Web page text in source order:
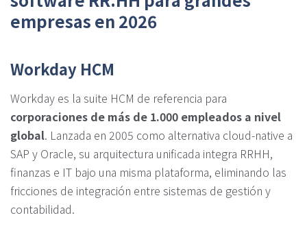
empresas en 2026
Workday HCM
Workday es la suite HCM de referencia para
corporaciones de más de 1.000 empleados a nivel
global. Lanzada en 2005 como alternativa cloud-native a
SAP y Oracle, su arquitectura unificada integra RRHH,
finanzas e IT bajo una misma plataforma, eliminando las
fricciones de integración entre sistemas de gestión y
contabilidad.